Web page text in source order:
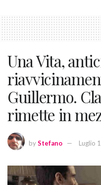
Una Vita,
Guillermo.
rimette in
byStefano Luglio